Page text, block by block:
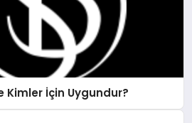
Kimler İçin Uygundur?